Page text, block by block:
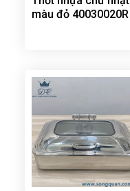
màu đỏ 40030020R